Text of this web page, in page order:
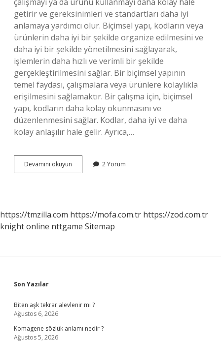
getirir ve gereksinimleri ve standartları daha iyi
anlamaya yardımcı olur. Biçimsel yapı, kodların veya
ürünlerin daha iyi bir şekilde organize edilmesini ve
daha iyi bir şekilde yönetilmesini sağlayarak,
işlemlerin daha hızlı ve verimli bir şekilde
gerçekleştirilmesini sağlar. Bir biçimsel yapının
temel faydası, çalışmalara veya ürünlere kolaylıkla
erişilmesini sağlamaktır. Bir çalışma için, biçimsel
yapı, kodların daha kolay okunmasını ve
düzenlenmesini sağlar. Kodlar, daha iyi ve daha
kolay anlaşılır hale gelir. Ayrıca,…
Devamını okuyun Biçimsel
yapı
2 Yorum
https://tmzilla.com https://mofa.com.tr https://zod.com.tr
knight online nttgame Sitemap
Sidebar
Son Yazılar
Biten aşk tekrar alevlenir mi ?
Ağustos 6, 2026
Komagene sözlük anlamı nedir ?
Ağustos 5, 2026